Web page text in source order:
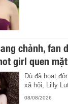
chảnh, fan
girl quen mặt
Dù đã hoạt
xã hội, Lilly
08/08/2026